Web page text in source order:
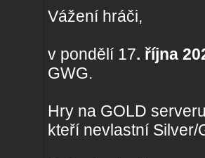
Vážení hráči,
v pondělí 17. října
GWG.
Hry na GOLD
kteří nevlastní Silver/